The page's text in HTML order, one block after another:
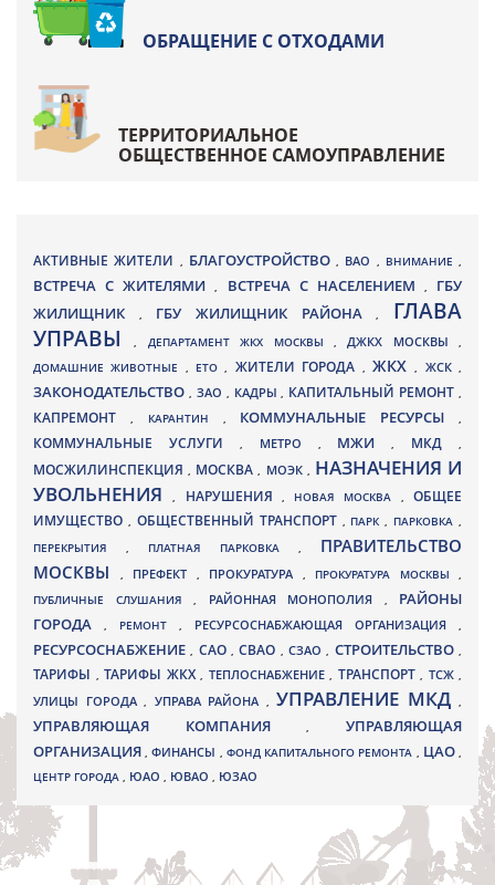
ОБРАЩЕНИЕ С ОТХОДАМИ
ТЕРРИТОРИАЛЬНОЕ
ОБЩЕСТВЕННОЕ САМОУПРАВЛЕНИЕ
АКТИВНЫЕ ЖИТЕЛИ , БЛАГОУСТРОЙСТВО , ВАО , ВНИМАНИЕ ,
ВСТРЕЧА С ЖИТЕЛЯМИ, ВСТРЕЧА С НАСЕЛЕНИЕМ , ГБУ
ЖИЛИЩНИК
, ГБУ ЖИЛИЩНИК РАЙОНА, ГЛАВА
УПРАВЫ, ДЕПАРТАМЕНТ ЖКХ МОСКВЫ ,ДЖКХ МОСКВЫ ,
ДОМАШНИЕ ЖИВОТНЫЕ , ЕТО, ЖИТЕЛИ ГОРОДА , ЖКХ, ЖСК,
ЗАКОНОДАТЕЛЬСТВО , ЗАО , КАДРЫ, КАПИТАЛЬНЫЙ РЕМОНТ ,
КАПРЕМОНТ , КАРАНТИН , КОММУНАЛЬНЫЕ РЕСУРСЫ,
КОММУНАЛЬНЫЕ УСЛУГИ , МЕТРО , МЖИ, МКД ,
МОСЖИЛИНСПЕКЦИЯ, МОСКВА , МОЭК , НАЗНАЧЕНИЯ И
УВОЛЬНЕНИЯ, НАРУШЕНИЯ , НОВАЯ МОСКВА ,ОБЩЕЕ
ИМУЩЕСТВО , ОБЩЕСТВЕННЫЙ ТРАНСПОРТ , ПАРК, ПАРКОВКА ,
ПЕРЕКРЫТИЯ , ПЛАТНАЯ ПАРКОВКА , ПРАВИТЕЛЬСТВО
МОСКВЫ
, ПРЕФЕКТ , ПРОКУРАТУРА , ПРОКУРАТУРА МОСКВЫ ,
ПУБЛИЧНЫЕ СЛУШАНИЯ , РАЙОННАЯ МОНОПОЛИЯ , РАЙОНЫ
ГОРОДА
, РЕМОНТ , РЕСУРСОСНАБЖАЮЩАЯ ОРГАНИЗАЦИЯ ,
РЕСУРСОСНАБЖЕНИЕ, САО,СВАО ,СЗАО, СТРОИТЕЛЬСТВО,
ТАРИФЫ , ТАРИФЫ ЖКХ , ТЕПЛОСНАБЖЕНИЕ , ТРАНСПОРТ , ТСЖ ,
УЛИЦЫ ГОРОДА , УПРАВА РАЙОНА , УПРАВЛЕНИЕ МКД ,
УПРАВЛЯЮЩАЯ КОМПАНИЯ,УПРАВЛЯЮЩАЯ
ОРГАНИЗАЦИЯ,ФИНАНСЫ , ФОНД КАПИТАЛЬНОГО РЕМОНТА , ЦАО,
ЦЕНТР ГОРОДА , ЮАО , ЮВАО , ЮЗАО